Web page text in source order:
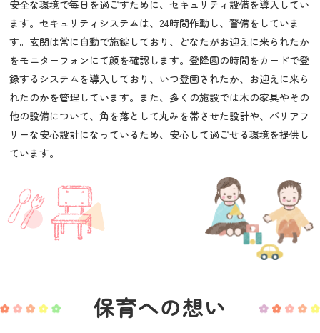
安全な環境で毎日を過ごすために、セキュリティ設備を導入してい
ます。セキュリティシステムは、24時間作動し、警備をしていま
す。玄関は常に自動で施錠しており、どなたがお迎えに来られたか
をモニターフォンにて顔を確認します。登降園の時間をカードで登
録するシステムを導入しており、いつ登園されたか、お迎えに来ら
れたのかを管理しています。また、多くの施設では木の家具やその
他の設備について、角を落として丸みを帯させた設計や、バリアフ
リーな安心設計になっているため、安心して過ごせる環境を提供し
ています。
保育への想い